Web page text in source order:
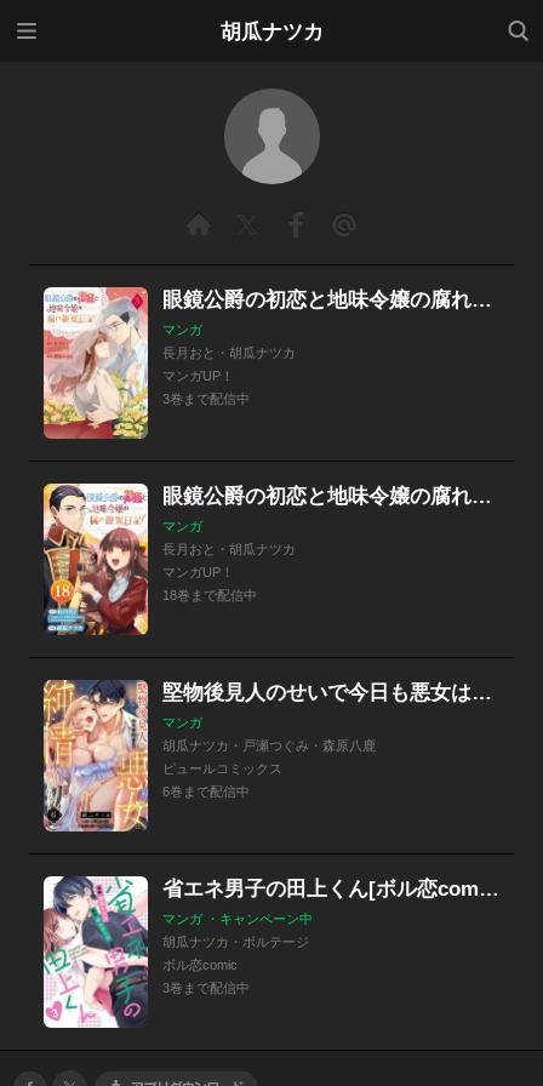
胡瓜ナツカ
検索
眼鏡公爵の初恋と地味令嬢の腐れ観察日記
マンガ
長月おと・胡瓜ナツカ
マンガUP！
3巻まで配信中
眼鏡公爵の初恋と地味令嬢の腐れ観察日記【分冊版】
マンガ
長月おと・胡瓜ナツカ
マンガUP！
18巻まで配信中
堅物後見人のせいで今日も悪女は純情を捨てられない【単話】
マンガ
胡瓜ナツカ・戸瀬つぐみ・森原八鹿
ピュールコミックス
6巻まで配信中
省エネ男子の田上くん[ボル恋comic]
マンガ ・キャンペーン中
胡瓜ナツカ・ボルテージ
ボル恋comic
3巻まで配信中